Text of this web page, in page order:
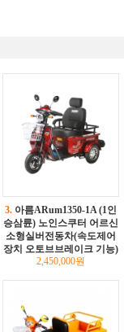
3. 아름ARum1350-1A (1인
승삼륜) 노인스쿠터 어르신
소형실버전동차(속도제어
장치 오토브브레이크 기능)
2,450,000원